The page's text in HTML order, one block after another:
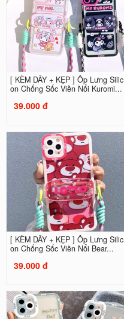
[ KÈM DÂY + KẸP ] Ốp Lưng Silic
on Chống Sốc Viền Nổi Kuromi...
39.000 đ
[ KÈM DÂY + KẸP ] Ốp Lưng Silic
on Chống Sốc Viền Nổi Bear...
39.000 đ